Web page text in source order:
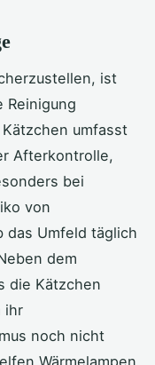
ist
Reinigung
umfasst
Afterkontrolle,
bei
von
das Umfeld täglich
dem
die Kätzchen
ihr
noch nicht